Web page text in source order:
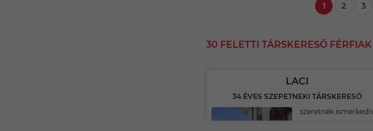
1 2 3
30 FELETTI TÁRSKERESŐ
LACI
34 ÉVES SZEPETNEKI TÁRSKERESŐ
szeretnék